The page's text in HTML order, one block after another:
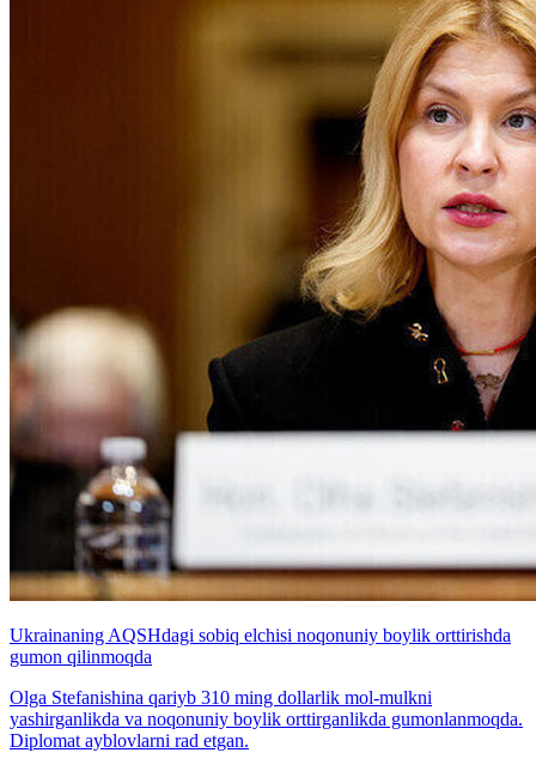
Ukrainaning AQSHdagi sobiq elchisi noqonuniy boylik orttirishda
gumon qilinmoqda
Olga Stefanishina qariyb 310 ming dollarlik mol-mulkni
yashirganlikda va noqonuniy boylik orttirganlikda gumonlanmoqda.
Diplomat ayblovlarni rad etgan.